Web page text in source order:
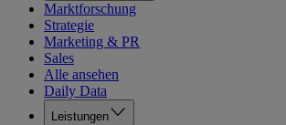
Marktforschung
Strategie
Marketing & PR
Sales
Alle ansehen
Daily Data
Leistungen